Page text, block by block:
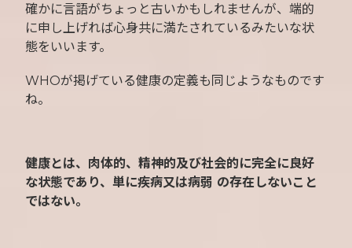
確かに言語がちょっと古いかもしれませんが、端的
に申し上げれば心身共に満たされているみたいな状
態をいいます。
WHOが掲げている健康の定義も同じようなものです
ね。
健康とは、肉体的、精神的及び社会的に完全に良好
な状態であり、単に疾病又は病弱 の存在しないこと
ではない。